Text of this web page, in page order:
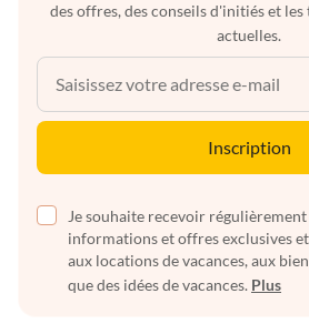
des offres, des conseils d'initiés et les
actuelles.
Inscription
Je souhaite recevoir
informations et offres exclusives
aux locations de vacances, aux
que des idées de vacances. Plus